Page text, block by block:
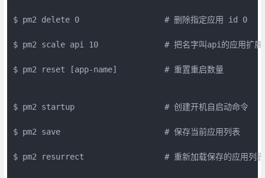
$ pm2 delete 0                  # 删除指定应用 id 0
$ pm2 scale api 10              # 把名字叫api的应用扩展
$ pm2 reset [app-name]          # 重置重启数量
$ pm2 startup                   # 创建开机自启动命令
$ pm2 save                      # 保存当前应用列表
$ pm2 resurrect                 # 重新加载保存的应用列表